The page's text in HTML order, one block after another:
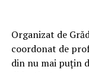
Organizat de
coordonat de
din nu mai puțin